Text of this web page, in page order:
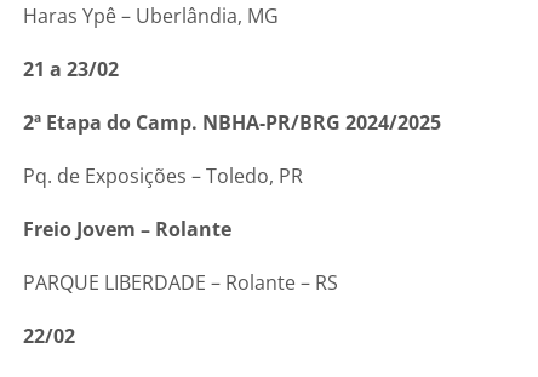
Haras Ypê – Uberlândia, MG
21 a 23/02
2ª Etapa do Camp. NBHA-PR/BRG 2024/2025
Pq. de Exposições – Toledo, PR
Freio Jovem – Rolante
PARQUE LIBERDADE – Rolante – RS
22/02